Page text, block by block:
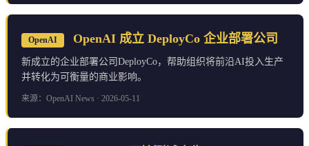
OpenAI OpenAI 成立 DeployCo 企业部署公司
新成立的企业部署公司DeployCo，帮助组织将前沿AI投入生产
并转化为可衡量的商业影响。
来源：OpenAI News · 2026-05-11